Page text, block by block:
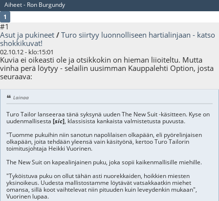
Aiheet - Ron Burgundy
1
#1
Asut ja pukineet / Turo siirtyy luonnolliseen hartialinjaan - katso
shokkikuvat!
02.10.12 - klo:15:01
Kuvia ei oikeasti ole ja otsikkokin on hieman liioiteltu. Mutta
vinha perä löytyy - selailin uusimman Kauppalehti Option, josta
seuraava:
Lainaa
Turo Tailor lanseeraa tänä syksynä uuden The New Suit -käsitteen. Kyse on
uudenmallisesta [sic], klassisista kankaista valmistetusta puvusta.
"Tuomme pukuihin niin sanotun napolilaisen olkapään, eli pyörelinjaisen
olkapään, joita tehdään yleensä vain käsityönä, kertoo Turo Tailorin
toimitusjohtaja Heikki Vuorinen.
The New Suit on kapealinjainen puku, joka sopii kaikenmallisille miehille.
"Tyköistuva puku on ollut tähän asti nuorekkaiden, hoikkien miesten
yksinoikeus. Uudesta mallistostamme löytävät vatsakkaatkin miehet
omansa, sillä koot vaihtelevat niin pituuden kuin leveydenkin mukaan",
Vuorinen lupaa.